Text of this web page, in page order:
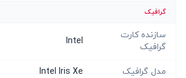
گرافیک
سازنده کارت
گرافیک
Intel
مدل گرافیک Intel Iris Xe